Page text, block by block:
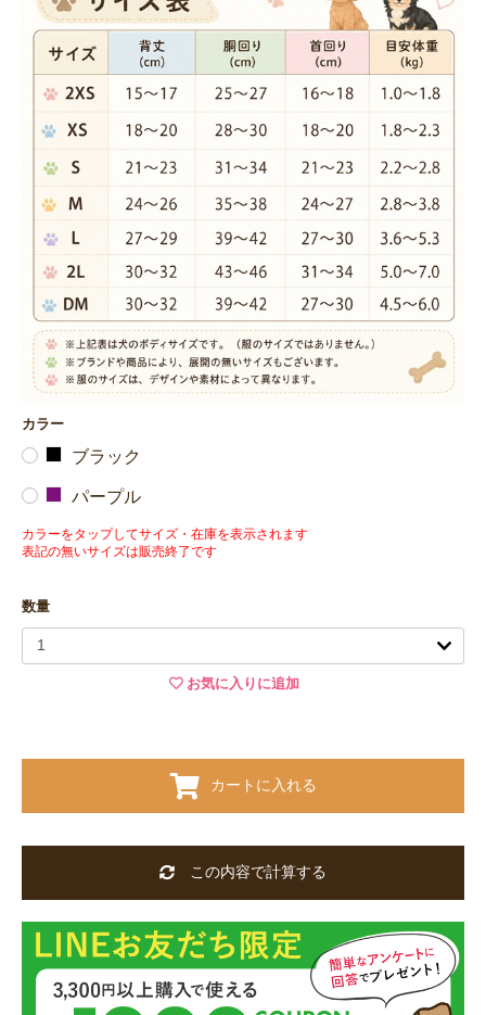
カラー
ブラック
パープル
カラーをタップしてサイズ・在庫を表示されます
表記の無いサイズは販売終了です
数量
お気に入りに追加
カートに入れる
この内容で計算する